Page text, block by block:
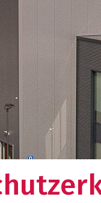
über
Geschichte